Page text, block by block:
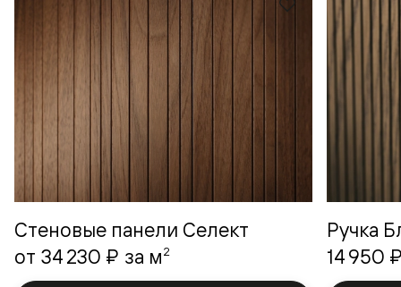
Стеновые панели Селект
от 34 230 ₽ за м2
Ручка
14 950